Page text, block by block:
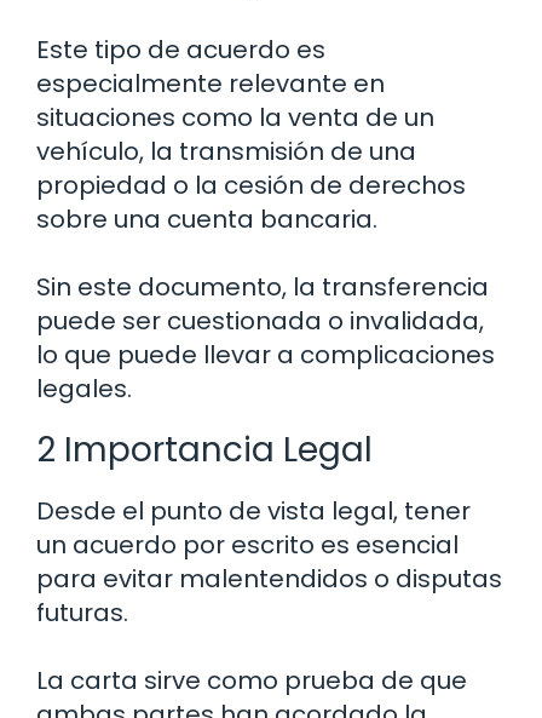
Este tipo de acuerdo es
especialmente relevante en
situaciones como la venta de un
vehículo, la transmisión de una
propiedad o la cesión de derechos
sobre una cuenta bancaria.
Sin este documento, la transferencia
puede ser cuestionada o invalidada,
lo que puede llevar a complicaciones
legales.
2 Importancia Legal
Desde el punto de vista legal, tener
un acuerdo por escrito es esencial
para evitar malentendidos o disputas
futuras.
La carta sirve como prueba de que